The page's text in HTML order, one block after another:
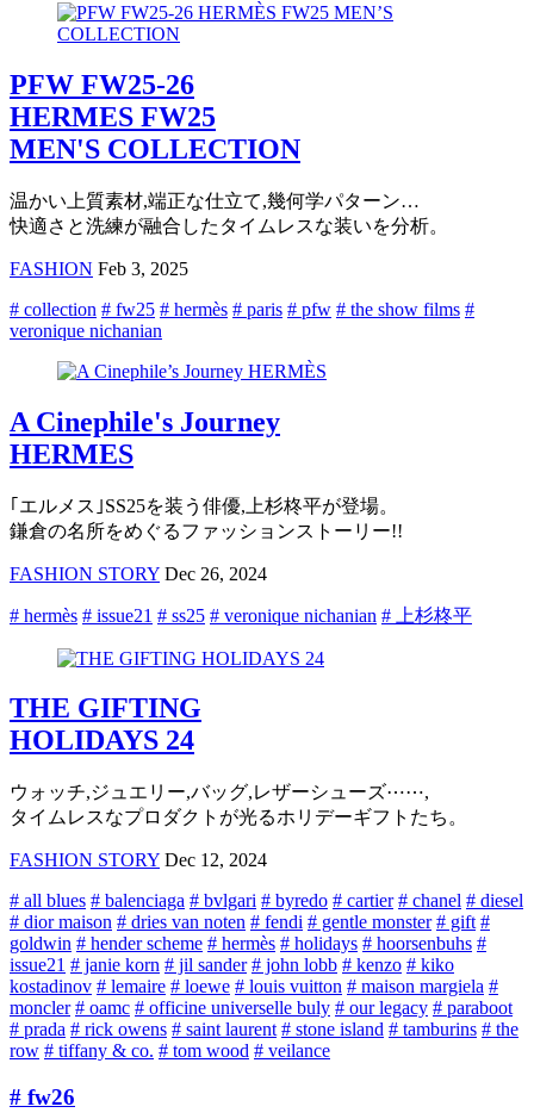
PFW FW25-26
HERMES FW25
MEN'S COLLECTION
温かい上質素材,端正な仕立て,幾何学パターン…
快適さと洗練が融合したタイムレスな装いを分析。
FASHION Feb 3, 2025
# collection # fw25 # hermès # paris # pfw # the show films #
veronique nichanian
A Cinephile's Journey
HERMES
｢エルメス｣SS25を装う俳優,上杉柊平が登場。
鎌倉の名所をめぐるファッションストーリー!!
FASHION STORY Dec 26, 2024
# hermès # issue21 # ss25 # veronique nichanian # 上杉柊平
THE GIFTING
HOLIDAYS 24
ウォッチ,ジュエリー,バッグ,レザーシューズ⋯⋯,
タイムレスなプロダクトが光るホリデーギフトたち。
FASHION STORY Dec 12, 2024
# all blues # balenciaga # bvlgari # byredo # cartier # chanel # diesel
# dior maison # dries van noten # fendi # gentle monster # gift #
goldwin # hender scheme # hermès # holidays # hoorsenbuhs #
issue21 # janie korn # jil sander # john lobb # kenzo # kiko
kostadinov # lemaire # loewe # louis vuitton # maison margiela #
moncler # oamc # officine universelle buly # our legacy # paraboot
# prada # rick owens # saint laurent # stone island # tamburins # the
row # tiffany & co. # tom wood # veilance
# fw26